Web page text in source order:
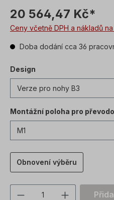
20 564,47 Kč*
Ceny včetně DPH a nákladů
Doba dodání cca 36
Design
Montážní poloha pro
Obnovení výběru
Množství